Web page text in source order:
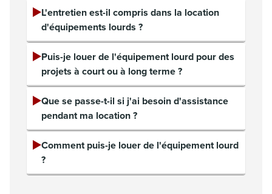
L'entretien est-il compris dans la location
d'équipements lourds ?
Puis-je louer de l'équipement lourd pour des
projets à court ou à long terme ?
Que se passe-t-il si j'ai besoin d'assistance
pendant ma location ?
Comment puis-je louer de l'équipement lourd
?